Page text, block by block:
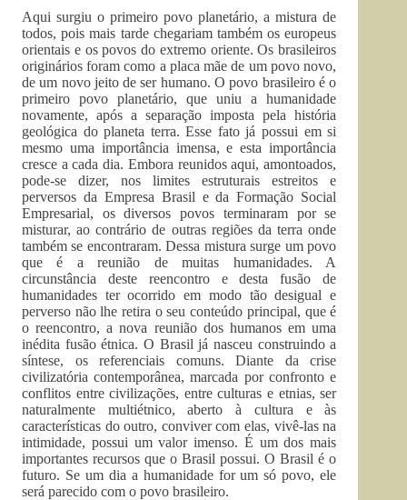
Aqui surgiu o primeiro povo planetário, a mistura de
todos, pois mais tarde chegariam também os europeus
orientais e os povos do extremo oriente. Os brasileiros
originários foram como a placa mãe de um povo novo,
de um novo jeito de ser humano. O povo brasileiro é o
primeiro povo planetário, que uniu a humanidade
novamente, após a separação imposta pela história
geológica do planeta terra. Esse fato já possui em si
mesmo uma importância imensa, e esta importância
cresce a cada dia. Embora reunidos aqui, amontoados,
pode-se dizer, nos limites estruturais estreitos e
perversos da Empresa Brasil e da Formação Social
Empresarial, os diversos povos terminaram por se
misturar, ao contrário de outras regiões da terra onde
também se encontraram. Dessa mistura surge um povo
que é a reunião de muitas humanidades. A
circunstância deste reencontro e desta fusão de
humanidades ter ocorrido em modo tão desigual e
perverso não lhe retira o seu conteúdo principal, que é
o reencontro, a nova reunião dos humanos em uma
inédita fusão étnica. O Brasil já nasceu construindo a
síntese, os referenciais comuns. Diante da crise
civilizatória contemporânea, marcada por confronto e
conflitos entre civilizações, entre culturas e etnias, ser
naturalmente multiétnico, aberto à cultura e às
características do outro, conviver com elas, vivê-las na
intimidade, possui um valor imenso. É um dos mais
importantes recursos que o Brasil possui. O Brasil é o
futuro. Se um dia a humanidade for um só povo, ele
será parecido com o povo brasileiro.